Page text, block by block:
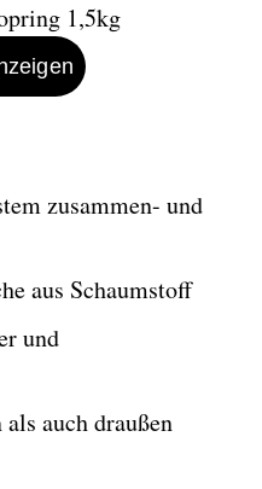
zusammen- und
aus Schaumstoff
und
auch draußen